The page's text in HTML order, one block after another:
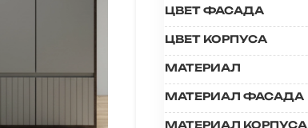
ЦВЕТ ФАСАДА
ЦВЕТ КОРПУСА
МАТЕРИАЛ
МАТЕРИАЛ ФАСАДА
МАТЕРИАЛ КОРПУСА